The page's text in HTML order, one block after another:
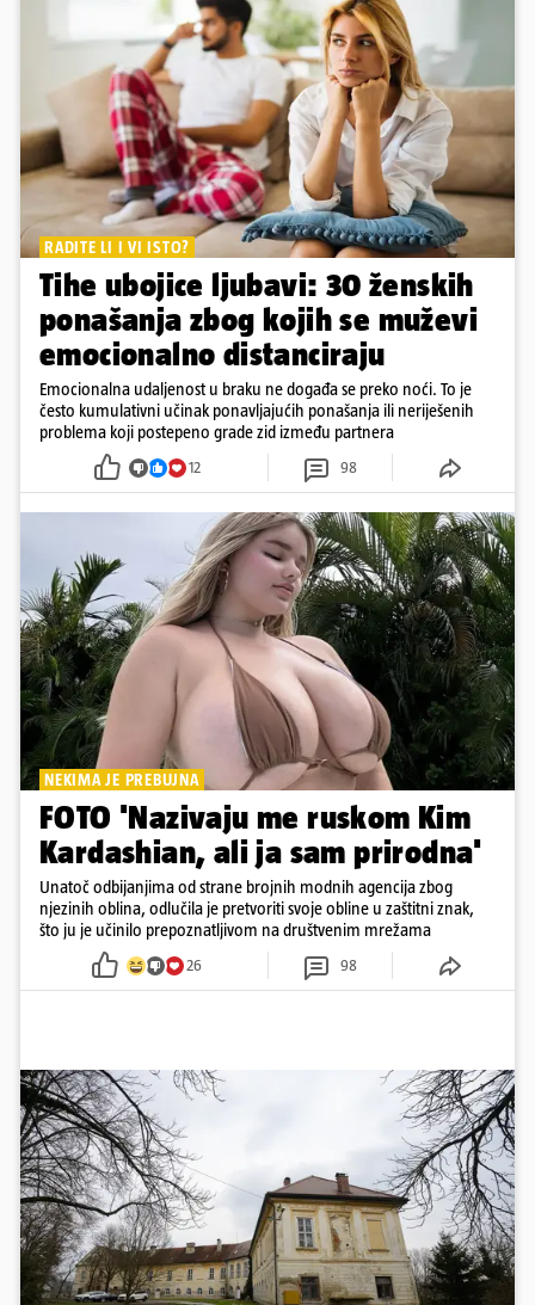
RADITE LI I VI ISTO?
Tihe ubojice ljubavi: 30 ženskih
ponašanja zbog kojih se muževi
emocionalno distanciraju
Emocionalna udaljenost u braku ne događa se preko noći. To je
često kumulativni učinak ponavljajućih ponašanja ili neriješenih
problema koji postepeno grade zid između partnera
12 98
NEKIMA JE PREBUJNA
FOTO 'Nazivaju me ruskom Kim
Kardashian, ali ja sam prirodna'
Unatoč odbijanjima od strane brojnih modnih agencija zbog
njezinih oblina, odlučila je pretvoriti svoje obline u zaštitni znak,
što ju je učinilo prepoznatljivom na društvenim mrežama
26 98